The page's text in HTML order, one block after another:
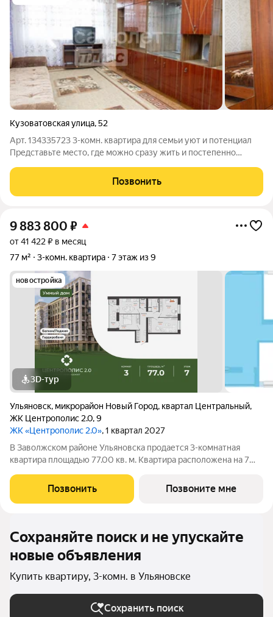
Кузоватовская улица,52
Арт. 134335723 3-комн. квартира для семьи уют и потенциал
Представьте место, где можно сразу жить и постепенно
вариант: комфорт сегодня и возможности на завтра. О
квартире: Квартира
Позвонить
9 883 800 ₽
от 41 422 ₽ в месяц
77 м²
3-комн. квартира 7 этаж из 9
новостройка
3D-тур
Ульяновск, микрорайон Новый Город, квартал Центральный,
ЖК Центрополис 2.0,9
ЖК «Центрополис 2.0», 1 квартал 2027
В Заволжском районе Ульяновска продается 3-комнатная
квартира площадью 77.00 кв. м. Квартира расположена на 7
Центрополис 2.0 новый перспективный проект, который
является логичным продолжением уже
Позвонить Позвоните мне
Сохраняйте поиск и не упускайте
новые объявления
Купить квартиру, 3-комн. в Ульяновске
Сохранить поиск